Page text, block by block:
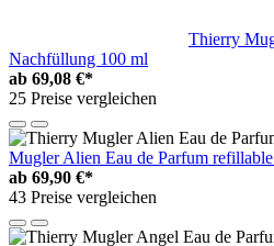
Thierry
Nachfüllung 100 ml
ab 69,08 €*
25 Preise vergleichen
Mugler Alien Eau de Parfum
ab 69,90 €*
43 Preise vergleichen